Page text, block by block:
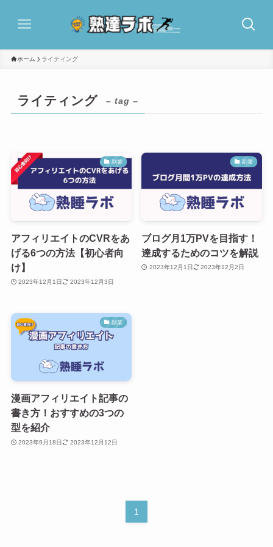
ホーム ライティング
ライティング – tag –
副業
アフィリエイトのCVRをあ
げる6つの方法【初心者向
け】
2023年12月1日 2023年12月3日
副業
ブログ月1万PVを目指す！
達成するためのコツを解説
2023年12月1日 2023年12月2日
副業
漫画アフィリエイト記事の
書き方！おすすめの3つの
型を紹介
2023年9月18日 2023年12月12日
1